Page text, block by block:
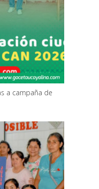
a campaña de